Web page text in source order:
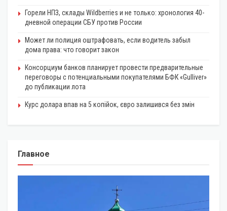
Горели НПЗ, склады Wildberries и не только: хронология 40-
дневной операции СБУ против России
Может ли полиция оштрафовать, если водитель забыл
дома права: что говорит закон
Консорциум банков планирует провести предварительные
переговоры с потенциальными покупателями БФК «Gulliver»
до публикации лота
Курс долара впав на 5 копійок, євро залишився без змін
Главное